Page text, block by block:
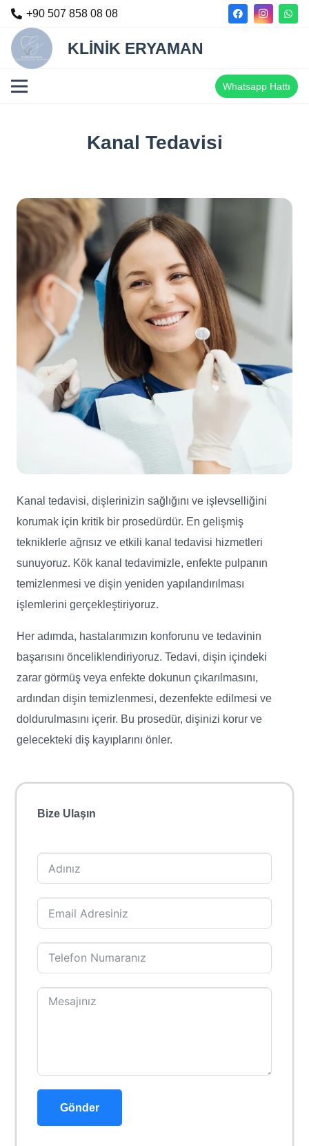
+90 507 858 08 08
KLİNİK ERYAMAN
Whatsapp Hattı
Kanal Tedavisi
Kanal tedavisi, dişlerinizin sağlığını ve işlevselliğini
korumak için kritik bir prosedürdür. En gelişmiş
tekniklerle ağrısız ve etkili kanal tedavisi hizmetleri
sunuyoruz. Kök kanal tedavimizle, enfekte pulpanın
temizlenmesi ve dişin yeniden yapılandırılması
işlemlerini gerçekleştiriyoruz.
Her adımda, hastalarımızın konforunu ve tedavinin
başarısını önceliklendiriyoruz. Tedavi, dişin içindeki
zarar görmüş veya enfekte dokunun çıkarılmasını,
ardından dişin temizlenmesi, dezenfekte edilmesi ve
doldurulmasını içerir. Bu prosedür, dişinizi korur ve
gelecekteki diş kayıplarını önler.
Bize Ulaşın
Gönder